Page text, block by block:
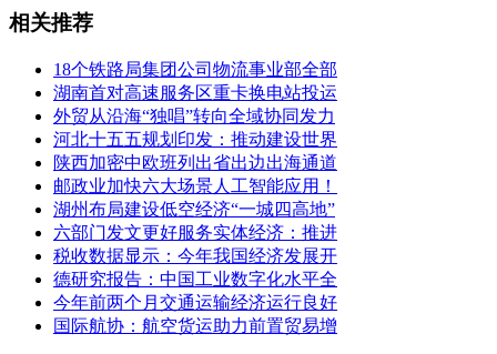
相关推荐
18个铁路局集团公司物流事业部全部
湖南首对高速服务区重卡换电站投运
外贸从沿海“独唱”转向全域协同发力
河北十五五规划印发：推动建设世界
陕西加密中欧班列出省出边出海通道
邮政业加快六大场景人工智能应用！
湖州布局建设低空经济“一城四高地”
六部门发文更好服务实体经济：推进
税收数据显示：今年我国经济发展开
德研究报告：中国工业数字化水平全
今年前两个月交通运输经济运行良好
国际航协：航空货运助力前置贸易增